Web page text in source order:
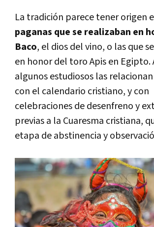
La tradición parece tener origen
paganas que se realizaban en
Baco, el dios del vino, o las que
en honor del toro Apis en Egipto.
algunos estudiosos las
con el calendario cristiano, y con
celebraciones de desenfreno y
previas a la Cuaresma cristiana,
etapa de abstinencia y